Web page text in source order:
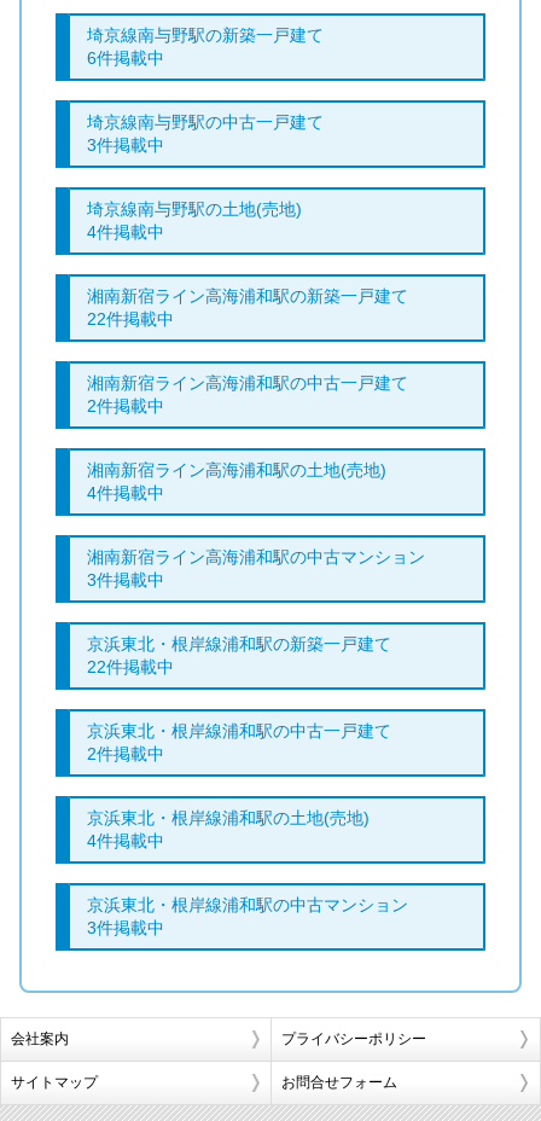
埼京線南与野駅の新築一戸建て
6件掲載中
埼京線南与野駅の中古一戸建て
3件掲載中
埼京線南与野駅の土地(売地)
4件掲載中
湘南新宿ライン高海浦和駅の新築一戸建て
22件掲載中
湘南新宿ライン高海浦和駅の中古一戸建て
2件掲載中
湘南新宿ライン高海浦和駅の土地(売地)
4件掲載中
湘南新宿ライン高海浦和駅の中古マンション
3件掲載中
京浜東北・根岸線浦和駅の新築一戸建て
22件掲載中
京浜東北・根岸線浦和駅の中古一戸建て
2件掲載中
京浜東北・根岸線浦和駅の土地(売地)
4件掲載中
京浜東北・根岸線浦和駅の中古マンション
3件掲載中
会社案内 プライバシーポリシー
サイトマップ お問合せフォーム